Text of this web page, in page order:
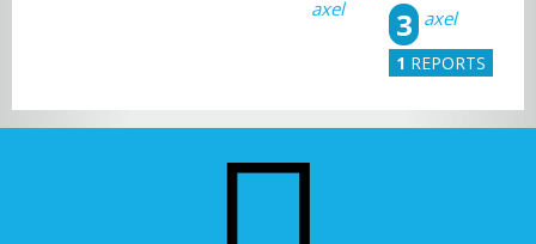
axel
3
1 REPORTS